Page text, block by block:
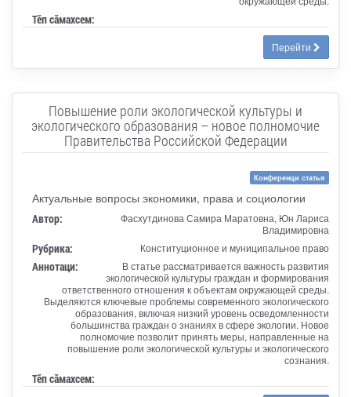
Тӗп сӑмахсем:
Перейти
Повышение роли экологической культуры и
экологического образования – новое полномочие
Правительства Российской Федерации
Конференци статья
Актуальные вопросы экономики, права и социологии
Автор:
Фасхутдинова Самира Маратовна, Юн Лариса
Владимировна
Рубрика: Конституционное и муниципальное право
Аннотаци:
В статье рассматривается важность развития
экологической культуры граждан и формирования
ответственного отношения к объектам окружающей среды.
Выделяются ключевые проблемы современного экологического
образования, включая низкий уровень осведомленности
большинства граждан о знаниях в сфере экологии. Новое
полномочие позволит принять меры, направленные на
повышение роли экологической культуры и экологического
сознания.
Тӗп сӑмахсем: